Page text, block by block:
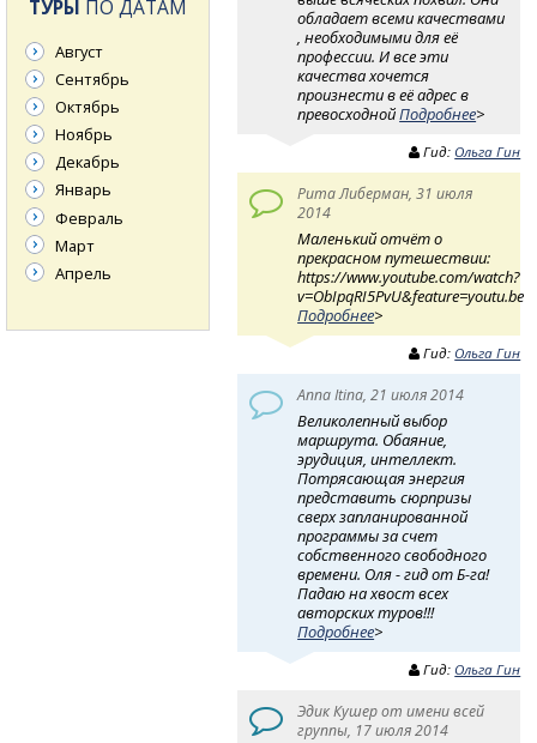
обладает всеми качествами
, необходимыми для её
профессии. И все эти
качества хочется
произнести в её адрес в
превосходнойПодробнее>
Гид: Ольга Гин
Рита Либерман, 31 июля
2014
Маленький отчёт о
прекрасном путешествии:
https://www.youtube.com/watch?
v=ObIpqRI5PvU&feature=youtu.be
Подробнее>
Гид: Ольга Гин
Anna Itina, 21 июля 2014
Великолепный выбор
маршрута. Обаяние,
эрудиция, интеллект.
Потрясающая энергия
представить сюрпризы
сверх запланированной
программы за счет
собственного свободного
времени. Оля - гид от Б-га!
Падаю на хвост всех
авторских туров!!!
Подробнее>
Гид: Ольга Гин
Эдик Кушер от имени всей
группы, 17 июля 2014
ТУРЫ ПО ДАТАМ
Август
Сентябрь
Октябрь
Ноябрь
Декабрь
Январь
Февраль
Март
Апрель